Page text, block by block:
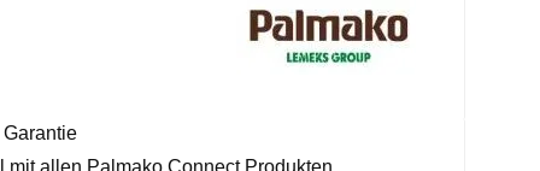
mit allen Palmako Connect Produkten